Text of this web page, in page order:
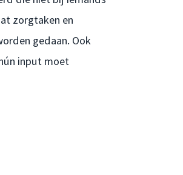
zorgtaken en
gedaan. Ook
input moet